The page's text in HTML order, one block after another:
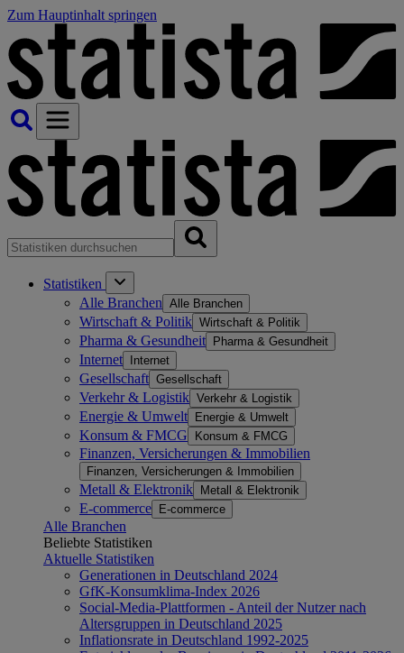
Zum Hauptinhalt springen
Statistiken
Alle Branchen Alle Branchen
Wirtschaft & Politik Wirtschaft & Politik
Pharma & Gesundheit Pharma & Gesundheit
Internet Internet
Gesellschaft Gesellschaft
Verkehr & Logistik Verkehr & Logistik
Energie & Umwelt Energie & Umwelt
Konsum & FMCG Konsum & FMCG
Finanzen, Versicherungen & Immobilien
Finanzen, Versicherungen & Immobilien
Metall & Elektronik Metall & Elektronik
E-commerce E-commerce
Alle Branchen
Beliebte Statistiken
Aktuelle Statistiken
Generationen in Deutschland 2024
GfK-Konsumklima-Index 2026
Social-Media-Plattformen - Anteil der Nutzer nach
Altersgruppen in Deutschland 2025
Inflationsrate in Deutschland 1992-2025